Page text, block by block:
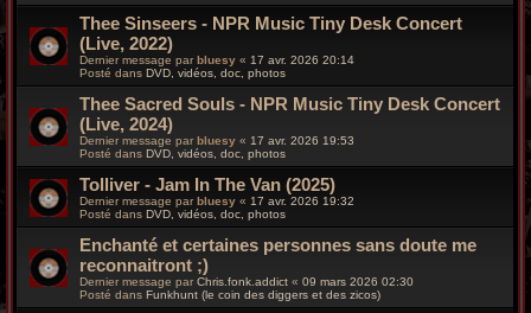
Thee Sinseers - NPR Music Tiny Desk Concert
(Live, 2022)
Dernier message par bluesy « 17 avr. 2026 20:14
Posté dans DVD, vidéos, doc, photos
Thee Sacred Souls - NPR Music Tiny Desk Concert
(Live, 2024)
Dernier message par bluesy « 17 avr. 2026 19:53
Posté dans DVD, vidéos, doc, photos
Tolliver - Jam In The Van (2025)
Dernier message parbluesy « 17 avr. 2026 19:32
Posté dans DVD, vidéos, doc, photos
Enchanté et certaines personnes sans doute me
reconnaitront ;)
Dernier message par Chris.fonk.addict « 09 mars 2026 02:30
Posté dans Funkhunt (le coin des diggers et des zicos)